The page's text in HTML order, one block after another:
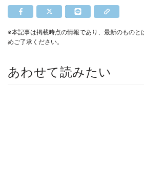
※本記事は掲載時点の情報であり、最新のものと
めご了承ください。
あわせて読みたい